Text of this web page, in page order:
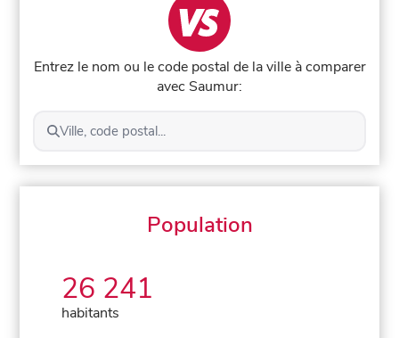
Entrez le nom ou le code postal de la ville à comparer
avec Saumur:
Ville, code postal...
Population
26 241
habitants